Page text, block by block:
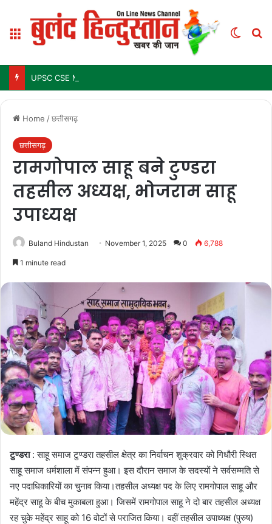
Menu
Home /छत्तीसगढ़
छत्तीसगढ़
रामगोपाल साहू बने टुण्डरा
तहसील अध्यक्ष, भोजराम साहू
उपाध्यक्ष
Buland Hindustan November 1, 2025 0 6,788
1 minute read
टुण्डरा: साहू समाज टुण्डरा तहसील क्षेत्र का निर्वाचन शुक्रवार को गिधौरी स्थित
साहू समाज धर्मशाला में संपन्न हुआ। इस दौरान समाज के सदस्यों ने सर्वसम्मति से
नए पदाधिकारियों का चुनाव किया।तहसील अध्यक्ष पद के लिए रामगोपाल साहू और
महेंद्र साहू के बीच मुकाबला हुआ। जिसमें रामगोपाल साहू ने दो बार तहसील अध्यक्ष
रह चुके महेंद्र साहू को 16 वोटों से पराजित किया। वहीं तहसील उपाध्यक्ष (पुरुष)